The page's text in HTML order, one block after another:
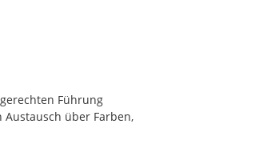
Führung
über Farben,